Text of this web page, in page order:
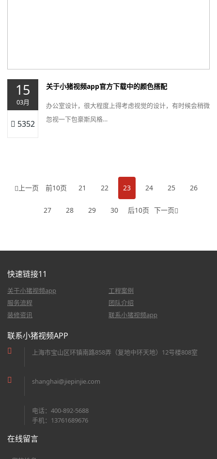
15
03月
5352
关于小猪视频app官方下载中的颜色搭配
办公室设计，很大程度上得考虑视觉的设计，有时候会稍微
忽视一下包豪斯风格…
上一页 前10页 21 22 23 24 25 26
27 28 29 30 后10页 下一页
快速链接11
关于小猪视频app
工程案例
服务流程
团队介绍
装修资讯
联系小猪视频app
联系小猪视频APP
上海市宝山区环镇南路858弄（复地中环天地）12号楼808室
shanghai@jiepinjie.com
电话：400-892-5688
手机：13761689676
在线留言